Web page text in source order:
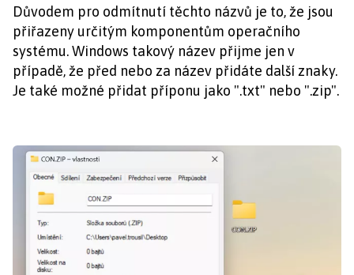
Důvodem pro odmítnutí těchto názvů je to, že jsou
přiřazeny určitým komponentům operačního
systému. Windows takový název přijme jen v
případě, že před nebo za název přidáte další znaky.
Je také možné přidat příponu jako ".txt" nebo ".zip".